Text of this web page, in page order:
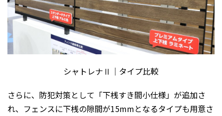
シャトレナⅡ｜タイプ比較
さらに、防犯対策として「下桟すき間小仕様」が追加さ
れ、フェンスに下桟の隙間が15mmとなるタイプも用意さ